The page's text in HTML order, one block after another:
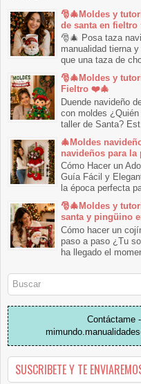
🎅🎄Moldes y
de santa en fieltro
🎅🎄 Posa taza
manualidad tierna
que una taza de
🎅🎄Moldes y
Fieltro ❤️🎄
Duende navideño
con moldes
taller de Santa?
🎄Moldes
navideños para la
Cómo Hacer un
Guía Fácil y
la época perfecta
🎅🎄Moldes y
santa y pingüino
Cómo hacer un
paso a paso ¿Tu
ha llegado el
Contáctame
SUSCRIBETE Y TE